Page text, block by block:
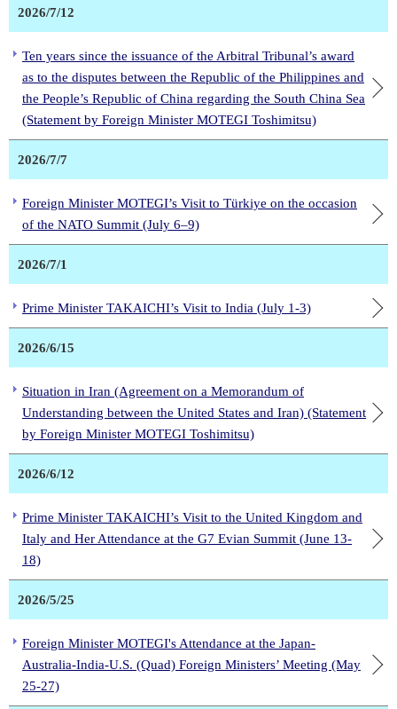
2026/7/12
Ten years since the issuance of the Arbitral Tribunal’s award
as to the disputes between the Republic of the Philippines and
the People’s Republic of China regarding the South China Sea
(Statement by Foreign Minister MOTEGI Toshimitsu)
2026/7/7
Foreign Minister MOTEGI’s Visit to Türkiye on the occasion
of the NATO Summit (July 6–9)
2026/7/1
Prime Minister TAKAICHI’s Visit to India (July 1-3)
2026/6/15
Situation in Iran (Agreement on a Memorandum of
Understanding between the United States and Iran) (Statement
by Foreign Minister MOTEGI Toshimitsu)
2026/6/12
Prime Minister TAKAICHI’s Visit to the United Kingdom and
Italy and Her Attendance at the G7 Evian Summit (June 13-
18)
2026/5/25
Foreign Minister MOTEGI's Attendance at the Japan-
Australia-India-U.S. (Quad) Foreign Ministers’ Meeting (May
25-27)